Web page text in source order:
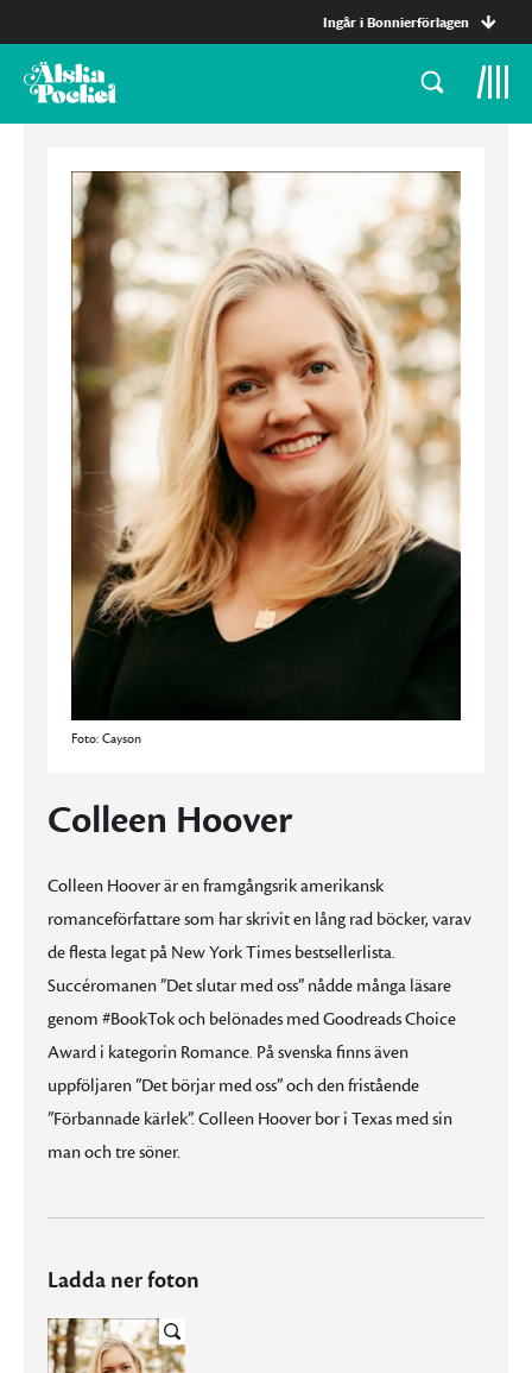
Ingår i Bonnierförlagen
Foto: Cayson
Colleen Hoover
Colleen Hoover är en framgångsrik amerikansk
romanceförfattare som har skrivit en lång rad böcker, varav
de flesta legat på New York Times bestsellerlista.
Succéromanen ”Det slutar med oss” nådde många läsare
genom #BookTok och belönades med Goodreads Choice
Award i kategorin Romance. På svenska finns även
uppföljaren ”Det börjar med oss” och den fristående
”Förbannade kärlek”. Colleen Hoover bor i Texas med sin
man och tre söner.
Ladda ner foton